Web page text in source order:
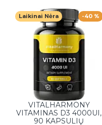
-40 %
Laikinai Nėra
VITALHARMONY
VITAMINAS D3 4000UI,
90 KAPSULIŲ